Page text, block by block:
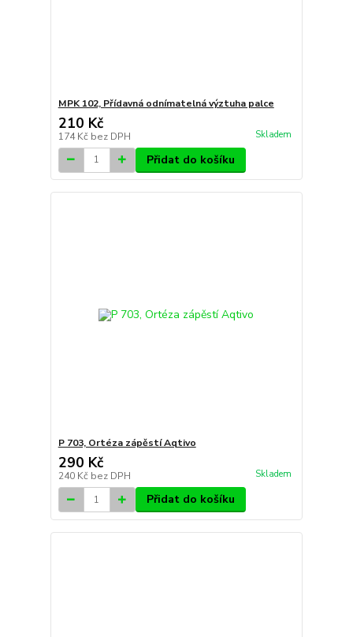
MPK 102, Přídavná odnímatelná výztuha palce
210 Kč
174 Kč bez DPH Skladem
Přidat do košíku
P 703, Ortéza zápěstí Aqtivo
290 Kč
240 Kč bez DPH Skladem
Přidat do košíku